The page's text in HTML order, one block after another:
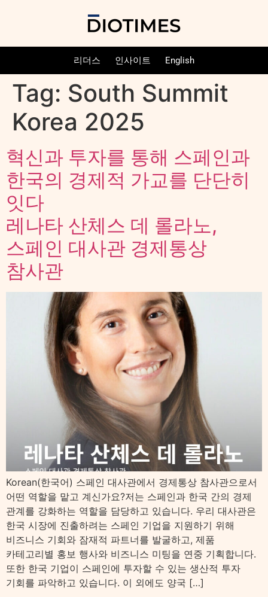
리더스 인사이트 English
Tag: South Summit
Korea 2025
혁신과 투자를 통해 스페인과
한국의 경제적 가교를 단단히
잇다
레나타 산체스 데 롤라노,
스페인 대사관 경제통상
참사관
Korean(한국어) 스페인 대사관에서 경제통상 참사관으로서
어떤 역할을 맡고 계신가요?저는 스페인과 한국 간의 경제
관계를 강화하는 역할을 담당하고 있습니다. 우리 대사관은
한국 시장에 진출하려는 스페인 기업을 지원하기 위해
비즈니스 기회와 잠재적 파트너를 발굴하고, 제품
카테고리별 홍보 행사와 비즈니스 미팅을 연중 기획합니다.
또한 한국 기업이 스페인에 투자할 수 있는 생산적 투자
기회를 파악하고 있습니다. 이 외에도 양국 […]